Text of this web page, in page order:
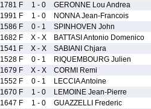
1781 F 1 - 0 GERONNE Lou Andrea
1991 F 1 - 0 NONNA Jean-Francois
1586 F 0 - 1 SPINHOVEN John
1682 F X - X BATTASI Antonio Domenico
1541 F X - X SABIANI Chjara
1528 F 0 - 1 RIQUEMBOURG Julien
1679 F X - X CORMI Remi
1552 F 0 - 1 LECCIA Antoine
1670 F 1 - 0 LEMOINE Jean-Pierre
1647 F 1 - 0 GUAZZELLI Frederic